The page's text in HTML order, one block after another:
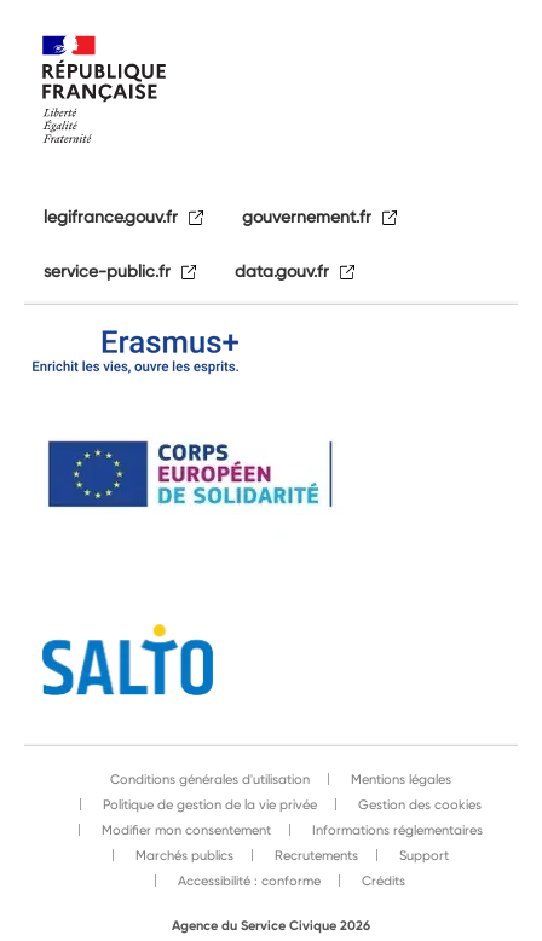
legifrance.gouv.fr gouvernement.fr
service-public.fr data.gouv.fr
Conditions générales d'utilisation
Mentions légales
Politique de gestion de la vie privée
Gestion des cookies
Modifier mon consentement
Informations réglementaires
Marchés publics
Recrutements
Support
Accessibilité : conforme
Crédits
Agence du Service Civique 2026